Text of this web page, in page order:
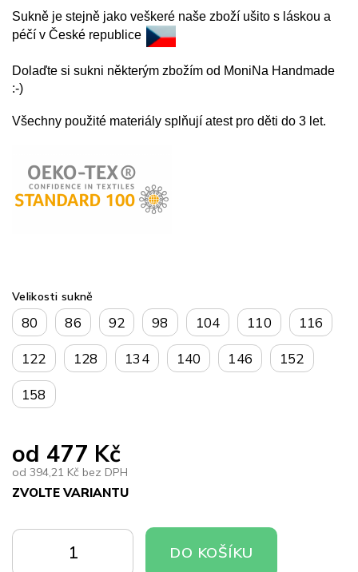
od 477 Kč
od 394,21 Kč bez DPH
ZVOLTE VARIANTU
cena:
Velikosti sukně
80 86 92 98 104 110 116
122 128 134 140 146 152
158
KOŠÍKU
KOŠÍKU
DO KOŠÍKU
Sukně je stejně jako veškeré naše zboží ušito s láskou a
péčí v České republice
Dolaďte si sukni některým zbožím od MoniNa Handmade
:-)
Všechny použité materiály splňují atest pro děti do 3 let.